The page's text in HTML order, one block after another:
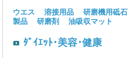
ウエス 溶接用品 研磨機用砥石
製品
研磨剤 油吸収マット
ﾀﾞｲｴｯﾄ･美容･健康